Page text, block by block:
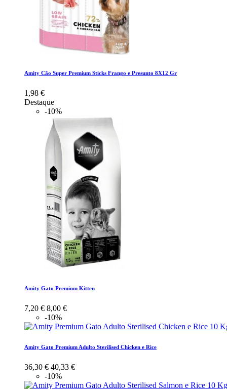
Amity Cão Super Premium Sticks Frango e Presunto 8X12 Gr
1,98 €
Destaque
-10%
Amity Gato Premium Kitten
7,20 € 8,00 €
-10%
Amity Gato Premium Adulto Sterilised Chicken e Rice
36,30 € 40,33 €
-10%